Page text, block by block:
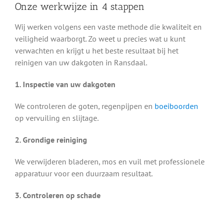
Onze werkwijze in 4 stappen
Wij werken volgens een vaste methode die kwaliteit en
veiligheid waarborgt. Zo weet u precies wat u kunt
verwachten en krijgt u het beste resultaat bij het
reinigen van uw dakgoten in Ransdaal.
1. Inspectie van uw dakgoten
We controleren de goten, regenpijpen en boeiboorden
op vervuiling en slijtage.
2. Grondige reiniging
We verwijderen bladeren, mos en vuil met professionele
apparatuur voor een duurzaam resultaat.
3. Controleren op schade